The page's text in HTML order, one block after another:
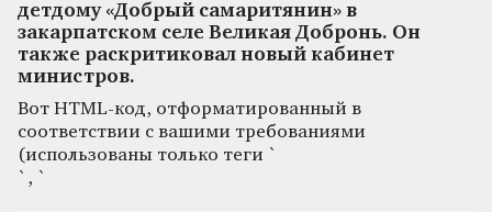
детдому «Добрый самаритянин» в
закарпатском селе Великая Добронь. Он
также раскритиковал новый кабинет
министров.
Вот HTML-код, отформатированный в
соответствии с вашими требованиями
(использованы только теги `
`, `